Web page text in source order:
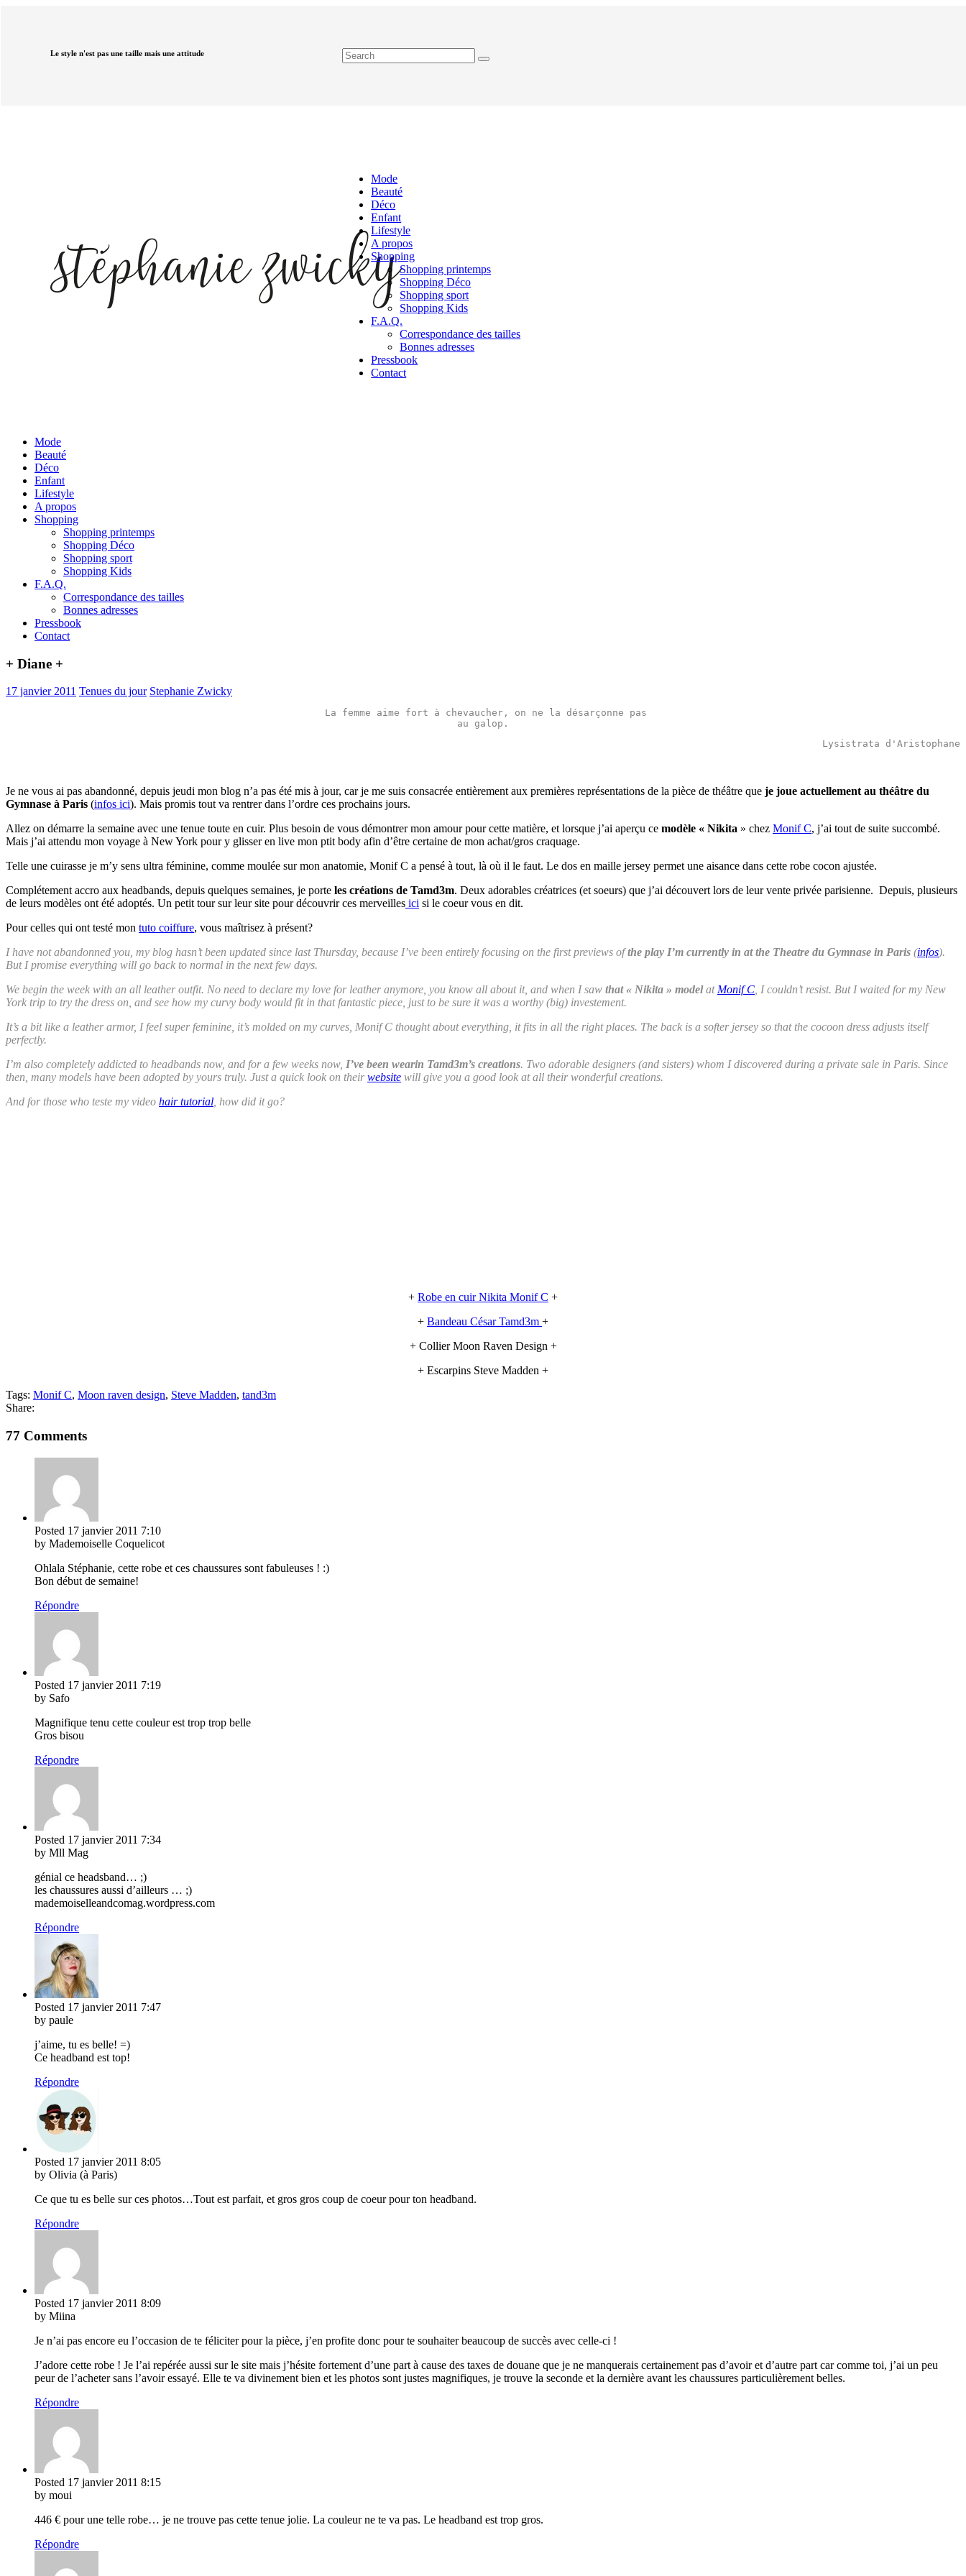
Le style n'est pas une taille mais une attitude
Mode
Beauté
Déco
Enfant
Lifestyle
A propos
Shopping
Shopping printemps
Shopping Déco
Shopping sport
Shopping Kids
F.A.Q.
Correspondance des tailles
Bonnes adresses
Pressbook
Contact
Mode
Beauté
Déco
Enfant
Lifestyle
A propos
Shopping
Shopping printemps
Shopping Déco
Shopping sport
Shopping Kids
F.A.Q.
Correspondance des tailles
Bonnes adresses
Pressbook
Contact
+ Diane +
17 janvier 2011 Tenues du jour Stephanie Zwicky
La femme aime fort à chevaucher, on ne la désarçonne pas
au galop.
Lysistrata d'Aristophane
Je ne vous ai pas abandonné, depuis jeudi mon blog n’a pas été mis à jour, car je me suis consacrée entièrement aux premières représentations de la pièce de théâtre que je joue actuellement au théâtre du
Gymnase à Paris (infos ici). Mais promis tout va rentrer dans l’ordre ces prochains jours.
Allez on démarre la semaine avec une tenue toute en cuir. Plus besoin de vous démontrer mon amour pour cette matière, et lorsque j’ai aperçu ce modèle « Nikita » chez Monif C, j’ai tout de suite succombé.
Mais j’ai attendu mon voyage à New York pour y glisser en live mon ptit body afin d’être certaine de mon achat/gros craquage.
Telle une cuirasse je m’y sens ultra féminine, comme moulée sur mon anatomie, Monif C a pensé à tout, là où il le faut. Le dos en maille jersey permet une aisance dans cette robe cocon ajustée.
Complétement accro aux headbands, depuis quelques semaines, je porte les créations de Tamd3m. Deux adorables créatrices (et soeurs) que j’ai découvert lors de leur vente privée parisienne. Depuis, plusieurs
de leurs modèles ont été adoptés. Un petit tour sur leur site pour découvrir ces merveilles ici si le coeur vous en dit.
Pour celles qui ont testé mon tuto coiffure, vous maîtrisez à présent?
I have not abandonned you, my blog hasn’t been updated since last Thursday, because I’ve been entirely focusing on the first previews ofthe play I’m currently in at the Theatre du Gymnase in Paris (infos).
But I promise everything will go back to normal in the next few days.
We begin the week with an all leather outfit. No need to declare my love for leather anymore, you know all about it, and when I saw that « Nikita » modelat Monif C , I couldn’t resist. But I waited for my New
York trip to try the dress on, and see how my curvy body would fit in that fantastic piece, just to be sure it was a worthy (big) investement.
It’s a bit like a leather armor, I feel super feminine, it’s molded on my curves, Monif C thought about everything, it fits in all the right places. The back is a softer jersey so that the cocoon dress adjusts itself
perfectly.
I’m also completely addicted to headbands now, and for a few weeks now, I’ve been wearin Tamd3m’s creations. Two adorable designers (and sisters) whom I discovered during a private sale in Paris. Since
then, many models have been adopted by yours truly. Just a quick look on their website will give you a good look at all their wonderful creations.
And for those who teste my video hair tutorial , how did it go?
+ Robe en cuir Nikita Monif C +
+ Bandeau César Tamd3m +
+ Collier Moon Raven Design +
+ Escarpins Steve Madden +
Tags: Monif C, Moon raven design, Steve Madden, tand3m
Share:
77 Comments
Posted 17 janvier 2011 7:10
by Mademoiselle Coquelicot
Ohlala Stéphanie, cette robe et ces chaussures sont fabuleuses ! :)
Bon début de semaine!
Répondre
Posted 17 janvier 2011 7:19
by Safo
Magnifique tenu cette couleur est trop trop belle
Gros bisou
Répondre
Posted 17 janvier 2011 7:34
by Mll Mag
génial ce headsband… ;)
les chaussures aussi d’ailleurs … ;)
mademoiselleandcomag.wordpress.com
Répondre
Posted 17 janvier 2011 7:47
by paule
j’aime, tu es belle! =)
Ce headband est top!
Répondre
Posted 17 janvier 2011 8:05
by Olivia (à Paris)
Ce que tu es belle sur ces photos…Tout est parfait, et gros gros coup de coeur pour ton headband.
Répondre
Posted 17 janvier 2011 8:09
by Miina
Je n’ai pas encore eu l’occasion de te féliciter pour la pièce, j’en profite donc pour te souhaiter beaucoup de succès avec celle-ci !
J’adore cette robe ! Je l’ai repérée aussi sur le site mais j’hésite fortement d’une part à cause des taxes de douane que je ne manquerais certainement pas d’avoir et d’autre part car comme toi, j’ai un peu
peur de l’acheter sans l’avoir essayé. Elle te va divinement bien et les photos sont justes magnifiques, je trouve la seconde et la dernière avant les chaussures particulièrement belles.
Répondre
Posted 17 janvier 2011 8:15
by moui
446 € pour une telle robe… je ne trouve pas cette tenue jolie. La couleur ne te va pas. Le headband est trop gros.
Répondre